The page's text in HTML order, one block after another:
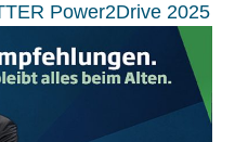
Power2Drive 2025